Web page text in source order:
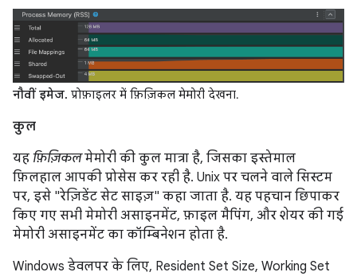
नौवीं इमेज. प्रोफ़ाइलर में फ़िज़िकल मेमोरी देखना.
कुल
यह फ़िज़िकलमेमोरी की कुल मात्रा है, जिसका इस्तेमाल
फ़िलहाल आपकी प्रोसेस कर रही है. Unix पर चलने वाले सिस्टम
पर, इसे "रेज़िडेंट सेट साइज़" कहा जाता है. यह पहचान छिपाकर
किए गए सभी मेमोरी असाइनमेंट, फ़ाइल मैपिंग, और शेयर की गई
मेमोरी असाइनमेंट का कॉम्बिनेशन होता है.
Windows डेवलपर के लिए, Resident Set Size, Working Set